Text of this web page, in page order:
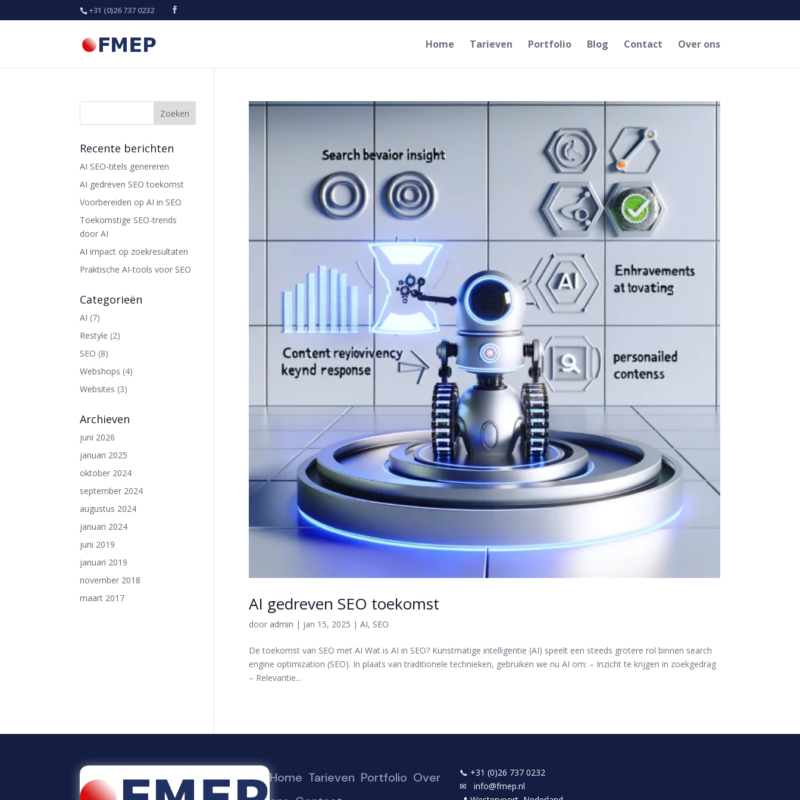
+31 (0)26 737 0232
Home Tarieven Portfolio Blog Contact Over ons
AI gedreven SEO toekomst
door admin | jan 15, 2025 | AI, SEO
De toekomst van SEO met AI Wat is AI in SEO? Kunstmatige intelligentie (AI) speelt een steeds grotere rol binnen search
engine optimization (SEO). In plaats van traditionele technieken, gebruiken we nu AI om: – Inzicht te krijgen in zoekgedrag
– Relevantie...
Recente berichten
AI SEO-titels genereren
AI gedreven SEO toekomst
Voorbereiden op AI in SEO
Toekomstige SEO-trends
door AI
AI impact op zoekresultaten
Praktische AI-tools voor SEO
Categorieën
AI (7)
Restyle (2)
SEO (8)
Webshops (4)
Websites (3)
Archieven
juni 2026
januari 2025
oktober 2024
september 2024
augustus 2024
januari 2024
juni 2019
januari 2019
november 2018
maart 2017
Home Tarieven Portfolio Over
📞 +31 (0)26 737 0232
✉info@fmep.nl